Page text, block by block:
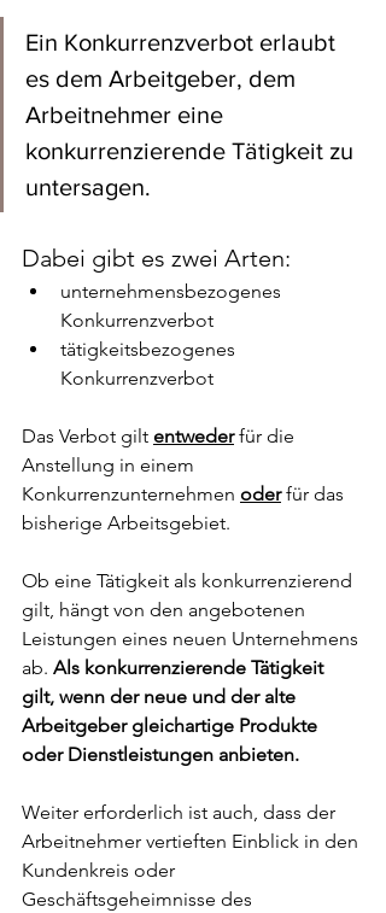
Ein Konkurrenzverbot erlaubt
es dem Arbeitgeber, dem
Arbeitnehmer eine
konkurrenzierende Tätigkeit zu
untersagen.
Dabei gibt es zwei Arten:
unternehmensbezogenes
Konkurrenzverbot
tätigkeitsbezogenes
Konkurrenzverbot
Das Verbot gilt entweder für die
Anstellung in einem
Konkurrenzunternehmen oder für das
bisherige Arbeitsgebiet.
Ob eine Tätigkeit als konkurrenzierend
gilt, hängt von den angebotenen
Leistungen eines neuen Unternehmens
ab. Als konkurrenzierende Tätigkeit
gilt, wenn der neue und der alte
Arbeitgeber gleichartige Produkte
oder Dienstleistungen anbieten.
Weiter erforderlich ist auch, dass der
Arbeitnehmer vertieften Einblick in den
Kundenkreis oder
Geschäftsgeheimnisse des